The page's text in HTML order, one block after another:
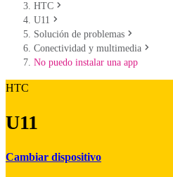
HTC
U11
Solución de problemas
Conectividad y multimedia
No puedo instalar una app
HTC
U11
Cambiar dispositivo